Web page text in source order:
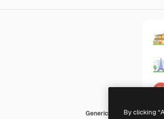
Generic Flat
By clicking